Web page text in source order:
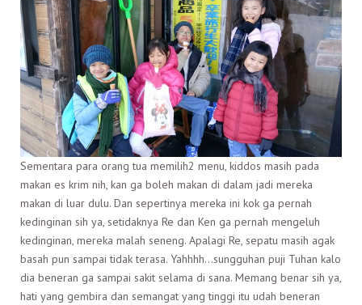
Sementara para orang tua memilih2 menu, kiddos masih pada
makan es krim nih, kan ga boleh makan di dalam jadi mereka
makan di luar dulu. Dan sepertinya mereka ini kok ga pernah
kedinginan sih ya, setidaknya Re dan Ken ga pernah mengeluh
kedinginan, mereka malah seneng. Apalagi Re, sepatu masih agak
basah pun sampai tidak terasa. Yahhhh…sungguhan puji Tuhan kalo
dia beneran ga sampai sakit selama di sana. Memang benar sih ya,
hati yang gembira dan semangat yang tinggi itu udah beneran